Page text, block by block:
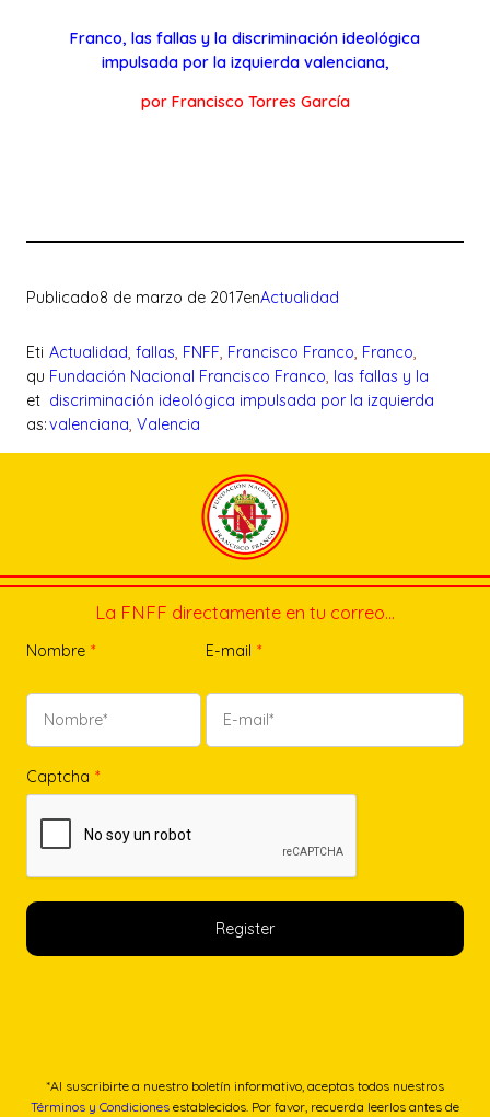
Franco, las fallas y la discriminación ideológica
impulsada por la izquierda valenciana,
por Francisco Torres García
Publicado8 de marzo de 2017enActualidad
Eti
qu
et
as:
Actualidad, fallas, FNFF, Francisco Franco, Franco
Fundación Nacional Francisco Franco, las fallas y la
discriminación ideológica impulsada por la izquierda
valenciana, Valencia
La FNFF directamente en tu correo…
Nombre * E-mail *
Captcha *
*Al suscribirte a nuestro boletín informativo, aceptas todos nuestros
Términos y Condiciones establecidos. Por favor, recuerda leerlos antes de